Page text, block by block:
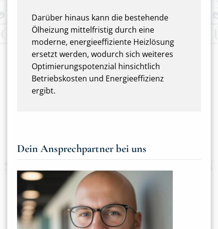
Darüber hinaus kann die bestehende
Ölheizung mittelfristig durch eine
moderne, energieeffiziente Heizlösung
ersetzt werden, wodurch sich weiteres
Optimierungspotenzial hinsichtlich
Betriebskosten und Energieeffizienz
ergibt.
Dein Ansprechpartner bei uns